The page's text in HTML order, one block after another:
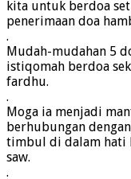
kita untuk berdoa
penerimaan doa
.
Mudah-mudahan 5
istiqomah berdoa
fardhu.
.
Moga ia menjadi
berhubungan
timbul di dalam hati
saw.
.